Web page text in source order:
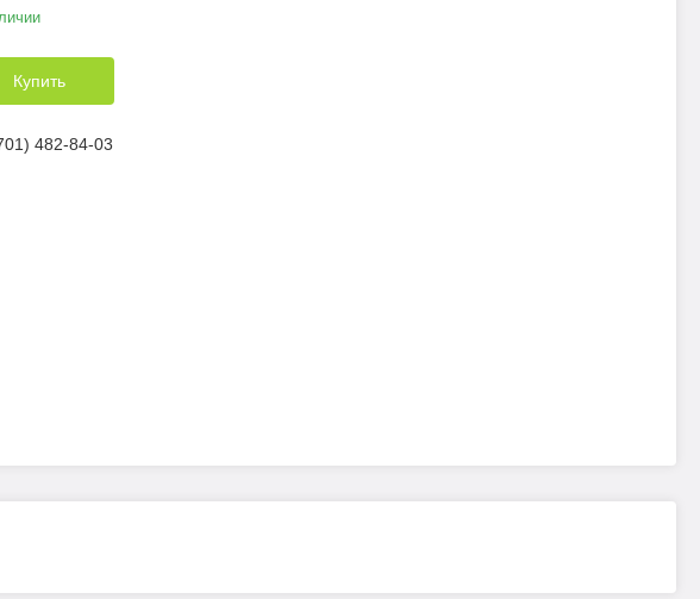
Купить
482-84-03